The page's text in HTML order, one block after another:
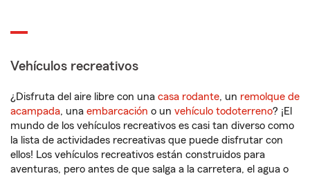
Vehículos recreativos
¿Disfruta del aire libre con una casa rodante, un remolque de
acampada, una embarcación o un vehículo todoterreno? ¡El
mundo de los vehículos recreativos es casi tan diverso como
la lista de actividades recreativas que puede disfrutar con
ellos! Los vehículos recreativos están construidos para
aventuras, pero antes de que salga a la carretera, el agua o